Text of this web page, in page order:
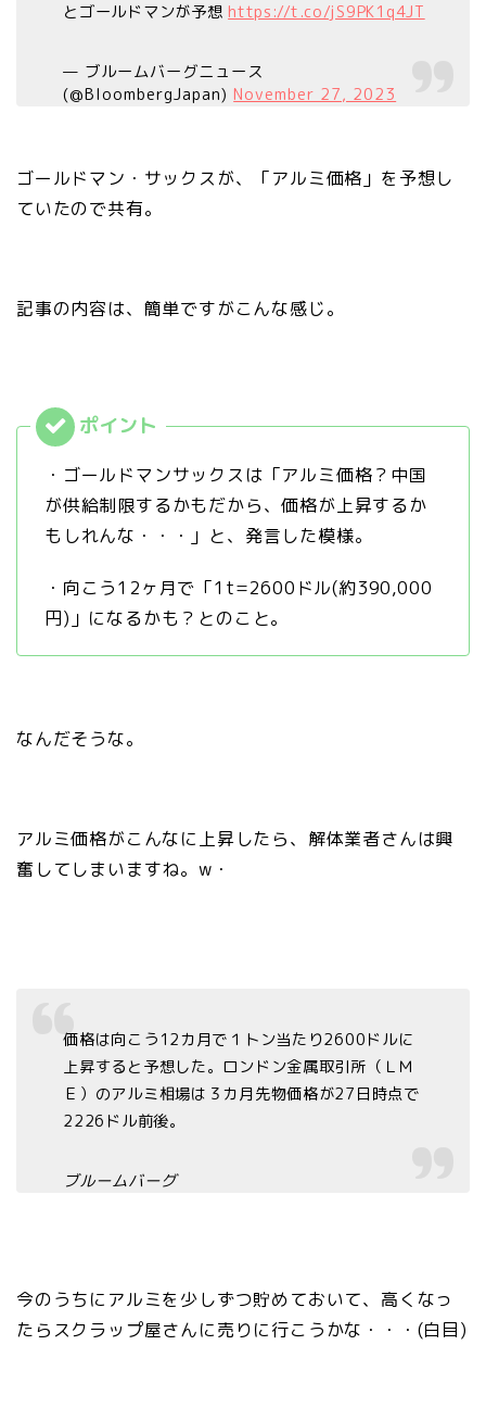
とゴールドマンが予想 https://t.co/jS9PK1q4JT
— ブルームバーグニュース
(@BloombergJapan) November 27, 2023
ゴールドマン・サックスが、「アルミ価格」を予想し
ていたので共有。
記事の内容は、簡単ですがこんな感じ。
・ゴールドマンサックスは「アルミ価格？中国
が供給制限するかもだから、価格が上昇するか
もしれんな・・・」と、発言した模様。
・向こう12ヶ月で「1t=2600ドル(約390,000
円)」になるかも？とのこと。
なんだそうな。
アルミ価格がこんなに上昇したら、解体業者さんは興
奮してしまいますね。w・
価格は向こう12カ月で１トン当たり2600ドルに
上昇すると予想した。ロンドン金属取引所（ＬＭ
Ｅ）のアルミ相場は３カ月先物価格が27日時点で
2226ドル前後。
ブルームバーグ
今のうちにアルミを少しずつ貯めておいて、高くなっ
たらスクラップ屋さんに売りに行こうかな・・・(白目)